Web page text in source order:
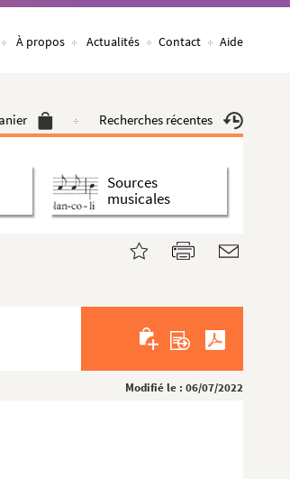
À propos Actualités Contact Aide
Recherches récentes
Sources
musicales
Modifié le : 06/07/2022